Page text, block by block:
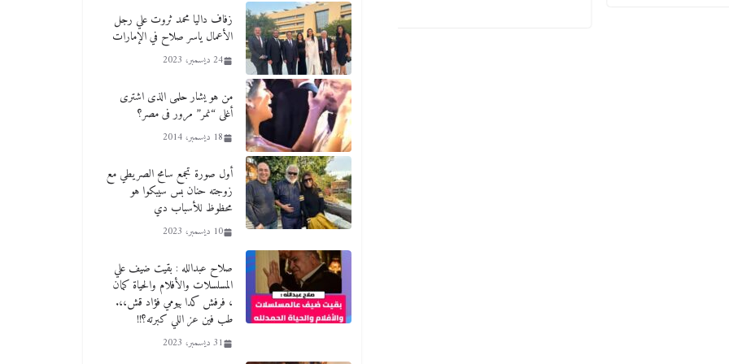
لمدارس لها بمصر في فينا بحضور
ولي العهد
2 أبريل، 2026
زفاف داليا محمد ثروت علي رجل
الأعمال ياسر صلاح في الإمارات
24 ديسمبر، 2023
من هو يشار حلمى الذى اشترى
أغلى “نمر” مرور فى مصر؟
18 ديسمبر، 2014
أول صورة تجمع سامح الصريطي مع
زوجته حنان بس سيبكوا هو
محظوظ للأسباب دي
10 ديسمبر، 2023
صلاح عبدالله : بقيت ضيف علي
المسلسلات والأفلام والحياة كمان
، فرفش كدا بيومي فؤاد قش،،.
طب فين عز اللي كبرته؟!!
31 ديسمبر، 2023